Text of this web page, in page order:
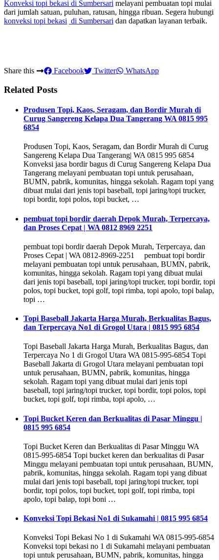
Konveksi topi bekasi di Sumbersari melayani pembuatan topi mulai
dari jumlah satuan, puluhan, ratusan, hingga ribuan. Segera hubungi
konveksi topi bekasi di Sumbersari dan dapatkan layanan terbaik.
Share this Facebook Twitter WhatsApp
Related Posts
Produsen Topi, Kaos, Seragam, dan Bordir Murah di
Curug Sangereng Kelapa Dua Tangerang WA 0815 995
6854
Produsen Topi, Kaos, Seragam, dan Bordir Murah di Curug
Sangereng Kelapa Dua Tangerang| WA 0815 995 6854
Konveksi jasa bordir bagus di Curug Sangereng Kelapa Dua
Tangerang melayani pembuatan topi untuk perusahaan,
BUMN, pabrik, komunitas, hingga sekolah. Ragam topi yang
dibuat mulai dari jenis topi baseball, topi jaring/topi trucker,
topi bordir, topi polos, topi bucket, …
pembuat topi bordir daerah Depok Murah, Terpercaya,
dan Proses Cepat | WA 0812 8969 2251
pembuat topi bordir daerah Depok Murah, Terpercaya, dan
Proses Cepat | WA 0812-8969-2251 pembuat topi bordir
melayani pembuatan topi untuk perusahaan, BUMN, pabrik,
komunitas, hingga sekolah. Ragam topi yang dibuat mulai
dari jenis topi baseball, topi jaring/topi trucker, topi bordir, topi
polos, topi bucket, topi golf, topi rimba, topi apolo, topi balap,
topi …
Topi Baseball Jakarta Harga Murah, Berkualitas Bagus,
dan Terpercaya No1 di Grogol Utara | 0815 995 6854
Topi Baseball Jakarta Harga Murah, Berkualitas Bagus, dan
Terpercaya No 1 di Grogol Utara WA 0815-995-6854 Topi
Baseball Jakarta di Grogol Utara melayani pembuatan topi
untuk perusahaan, BUMN, pabrik, komunitas, hingga
sekolah. Ragam topi yang dibuat mulai dari jenis topi
baseball, topi jaring/topi trucker, topi bordir, topi polos, topi
bucket, topi golf, topi rimba, topi apolo, …
Topi Bucket Keren dan Berkualitas di Pasar Minggu |
0815 995 6854
Topi Bucket Keren dan Berkualitas di Pasar Minggu WA
0815-995-6854 Topi bucket keren dan berkualitas di Pasar
Minggu melayani pembuatan topi untuk perusahaan, BUMN,
pabrik, komunitas, hingga sekolah. Ragam topi yang dibuat
mulai dari jenis topi baseball, topi jaring/topi trucker, topi
bordir, topi polos, topi bucket, topi golf, topi rimba, topi
apolo, topi balap, topi boni …
Konveksi Topi Bekasi No1 di Sukamahi | 0815 995 6854
Konveksi Topi Bekasi No 1 di Sukamahi WA 0815-995-6854
Konveksi topi bekasi no 1 di Sukamahi melayani pembuatan
topi untuk perusahaan, BUMN, pabrik, komunitas, hingga